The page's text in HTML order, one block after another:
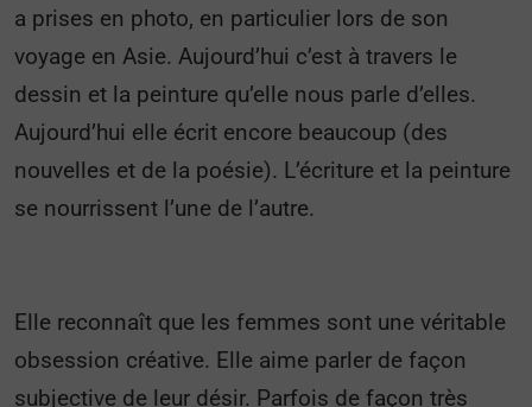
a prises en photo, en particulier lors de son
voyage en Asie. Aujourd’hui c’est à travers le
dessin et la peinture qu’elle nous parle d’elles.
Aujourd’hui elle écrit encore beaucoup (des
nouvelles et de la poésie). L’écriture et la peinture
se nourrissent l’une de l’autre.
Elle reconnaît que les femmes sont une véritable
obsession créative. Elle aime parler de façon
subjective de leur désir. Parfois de façon très